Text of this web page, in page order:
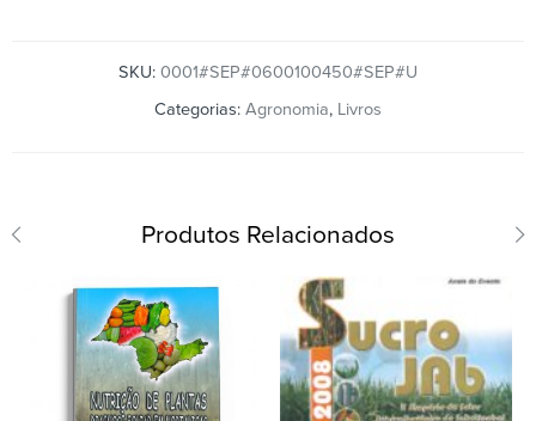
SKU: 0001#SEP#0600100450#SEP#U
Categorias: Agronomia, Livros
Produtos Relacionados